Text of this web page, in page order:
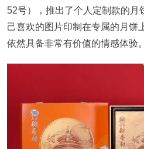
52号），推出了个人定制款的月
己喜欢的图片印制在专属的月饼
依然具备非常有价值的情感体验。